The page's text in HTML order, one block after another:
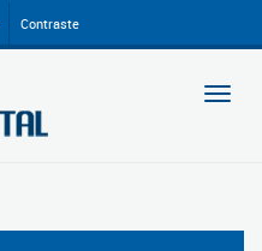
Contraste